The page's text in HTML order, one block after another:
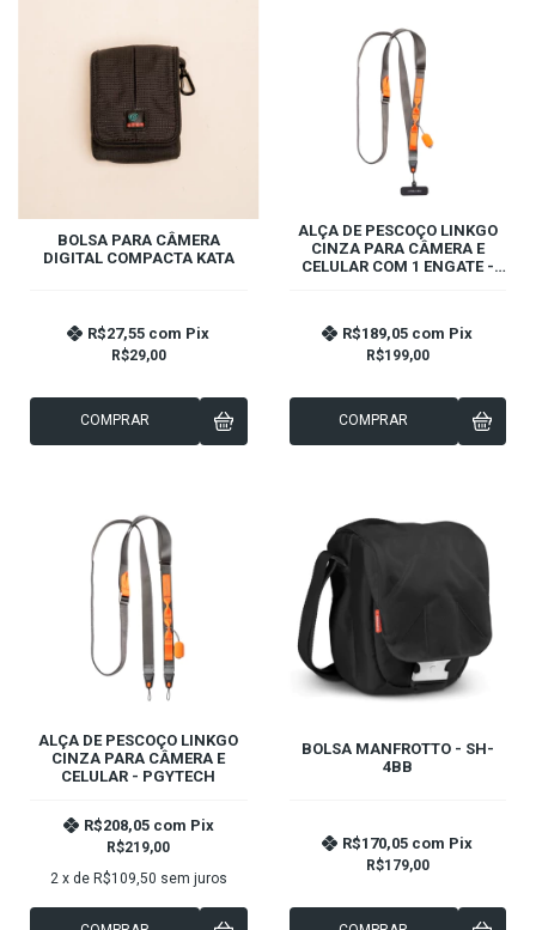
BOLSA PARA CÂMERA
DIGITAL COMPACTA KATA
R$29,00
R$27,55 com Pix
COMPRAR
ALÇA DE PESCOÇO LINKGO
CINZA PARA CÂMERA E
CELULAR COM 1 ENGATE -
R$199,00
R$189,05 com Pix
COMPRAR
ALÇA DE PESCOÇO LINKGO
CINZA PARA CÂMERA E
CELULAR - PGYTECH
R$219,00
R$208,05 com Pix
2 x de R$109,50 sem juros
BOLSA MANFROTTO - SH-
4BB
R$179,00
R$170,05 com Pix